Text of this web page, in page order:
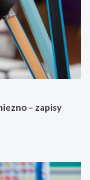
– zapisy